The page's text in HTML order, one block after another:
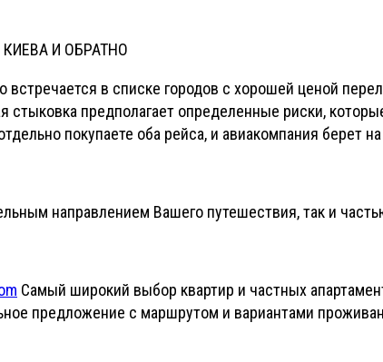
И ОБРАТНО
встречается в списке городов с хорошей ценой
стыковка предполагает определенные риски,
покупаете оба рейса, и авиакомпания берет
направлением Вашего путешествия, так и
Самый широкий выбор квартир и частных
предложение с маршрутом и вариантами